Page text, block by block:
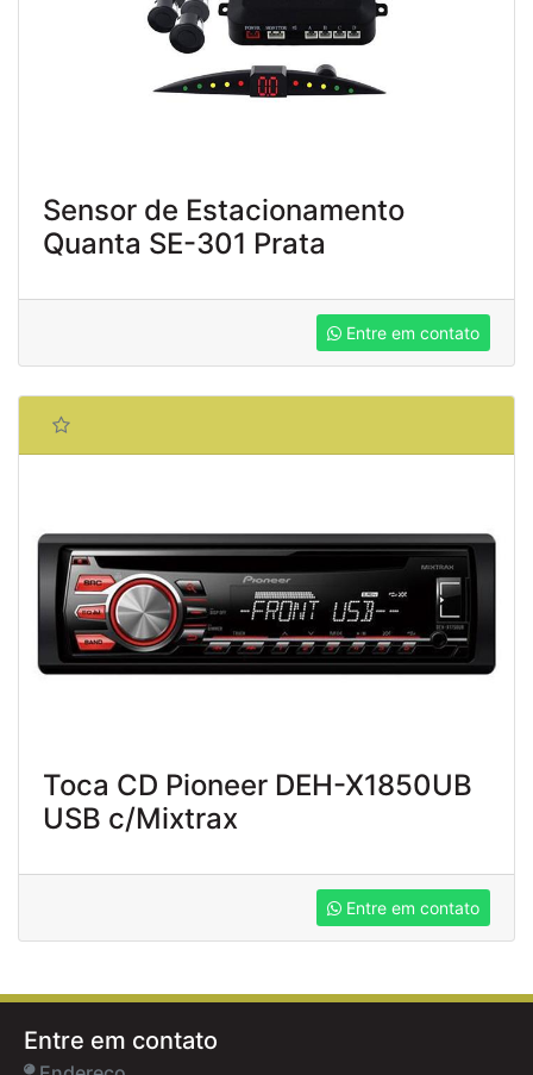
Sensor de Estacionamento
Quanta SE-301 Prata
Entre em contato
Toca CD Pioneer DEH-X1850UB
USB c/Mixtrax
Entre em contato
Entre em contato